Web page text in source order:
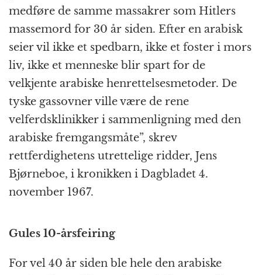
medføre de samme massakrer som Hitlers
massemord for 30 år siden. Efter en arabisk
seier vil ikke et spedbarn, ikke et foster i mors
liv, ikke et menneske blir spart for de
velkjente arabiske henrettelsesmetoder. De
tyske gassovner ville være de rene
velferdsklinikker i sammenligning med den
arabiske fremgangsmåte”, skrev
rettferdighetens utrettelige ridder, Jens
Bjørneboe, i kronikken i Dagbladet 4.
november 1967.
Gules 10-årsfeiring
For vel 40 år siden ble hele den arabiske